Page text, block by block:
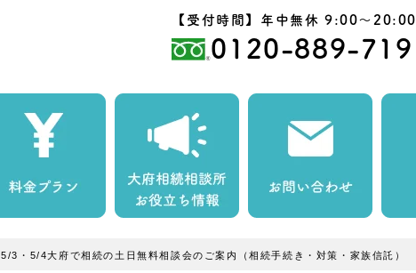
【受付時間】年中無休 9:00～20:00
0120-889-719
5/3・5/4大府で相続の土日無料相談会のご案内（相続手続き・対策・家族信託）